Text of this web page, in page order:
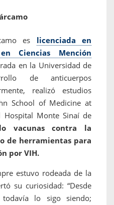
es licenciada en
Ciencias Mención
en la Universidad de
de anticuerpos
realizó estudios
School of Medicine at
Hospital Monte Sinaí de
vacunas contra la
de herramientas para
por VIH.
estuvo rodeada de la
su curiosidad: “Desde
lo sigo siendo;